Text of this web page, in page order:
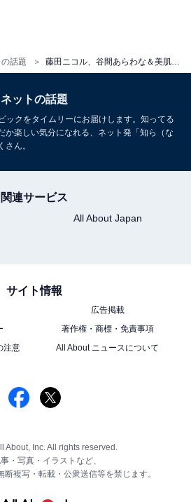
話題
ネットの話題
ックをタイムリーにお届けします。知ってる
か楽しい気分になれる、ネット発「知ら（な
ん。
関連サービス
All About Japan
サイト情報
広告掲載
著作権・商標・免責事項
注意
All About ニュースについて
About, Inc. All rights reserved.
・写真・イラストなど、
複写・転載・公衆送信等を禁じます。